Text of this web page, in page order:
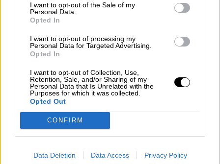
I want to opt-out of the Sale of my
Personal Data.
Opted In
I want to opt-out of processing my
Personal Data for Targeted Advertising.
Opted In
I want to opt-out of Collection, Use,
Retention, Sale, and/or Sharing of my
Personal Data that Is Unrelated with the
Purposes for which it was collected.
Opted Out
CONFIRM
Data Deletion Data Access Privacy Policy
Los políticos, al diván